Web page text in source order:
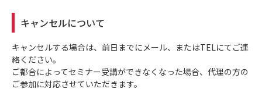
キャンセルについて
キャンセルする場合は、前日までにメール、またはTELにてご連
絡ください。
ご都合によってセミナー受講ができなくなった場合、代理の方の
ご参加に対応させていただきます。